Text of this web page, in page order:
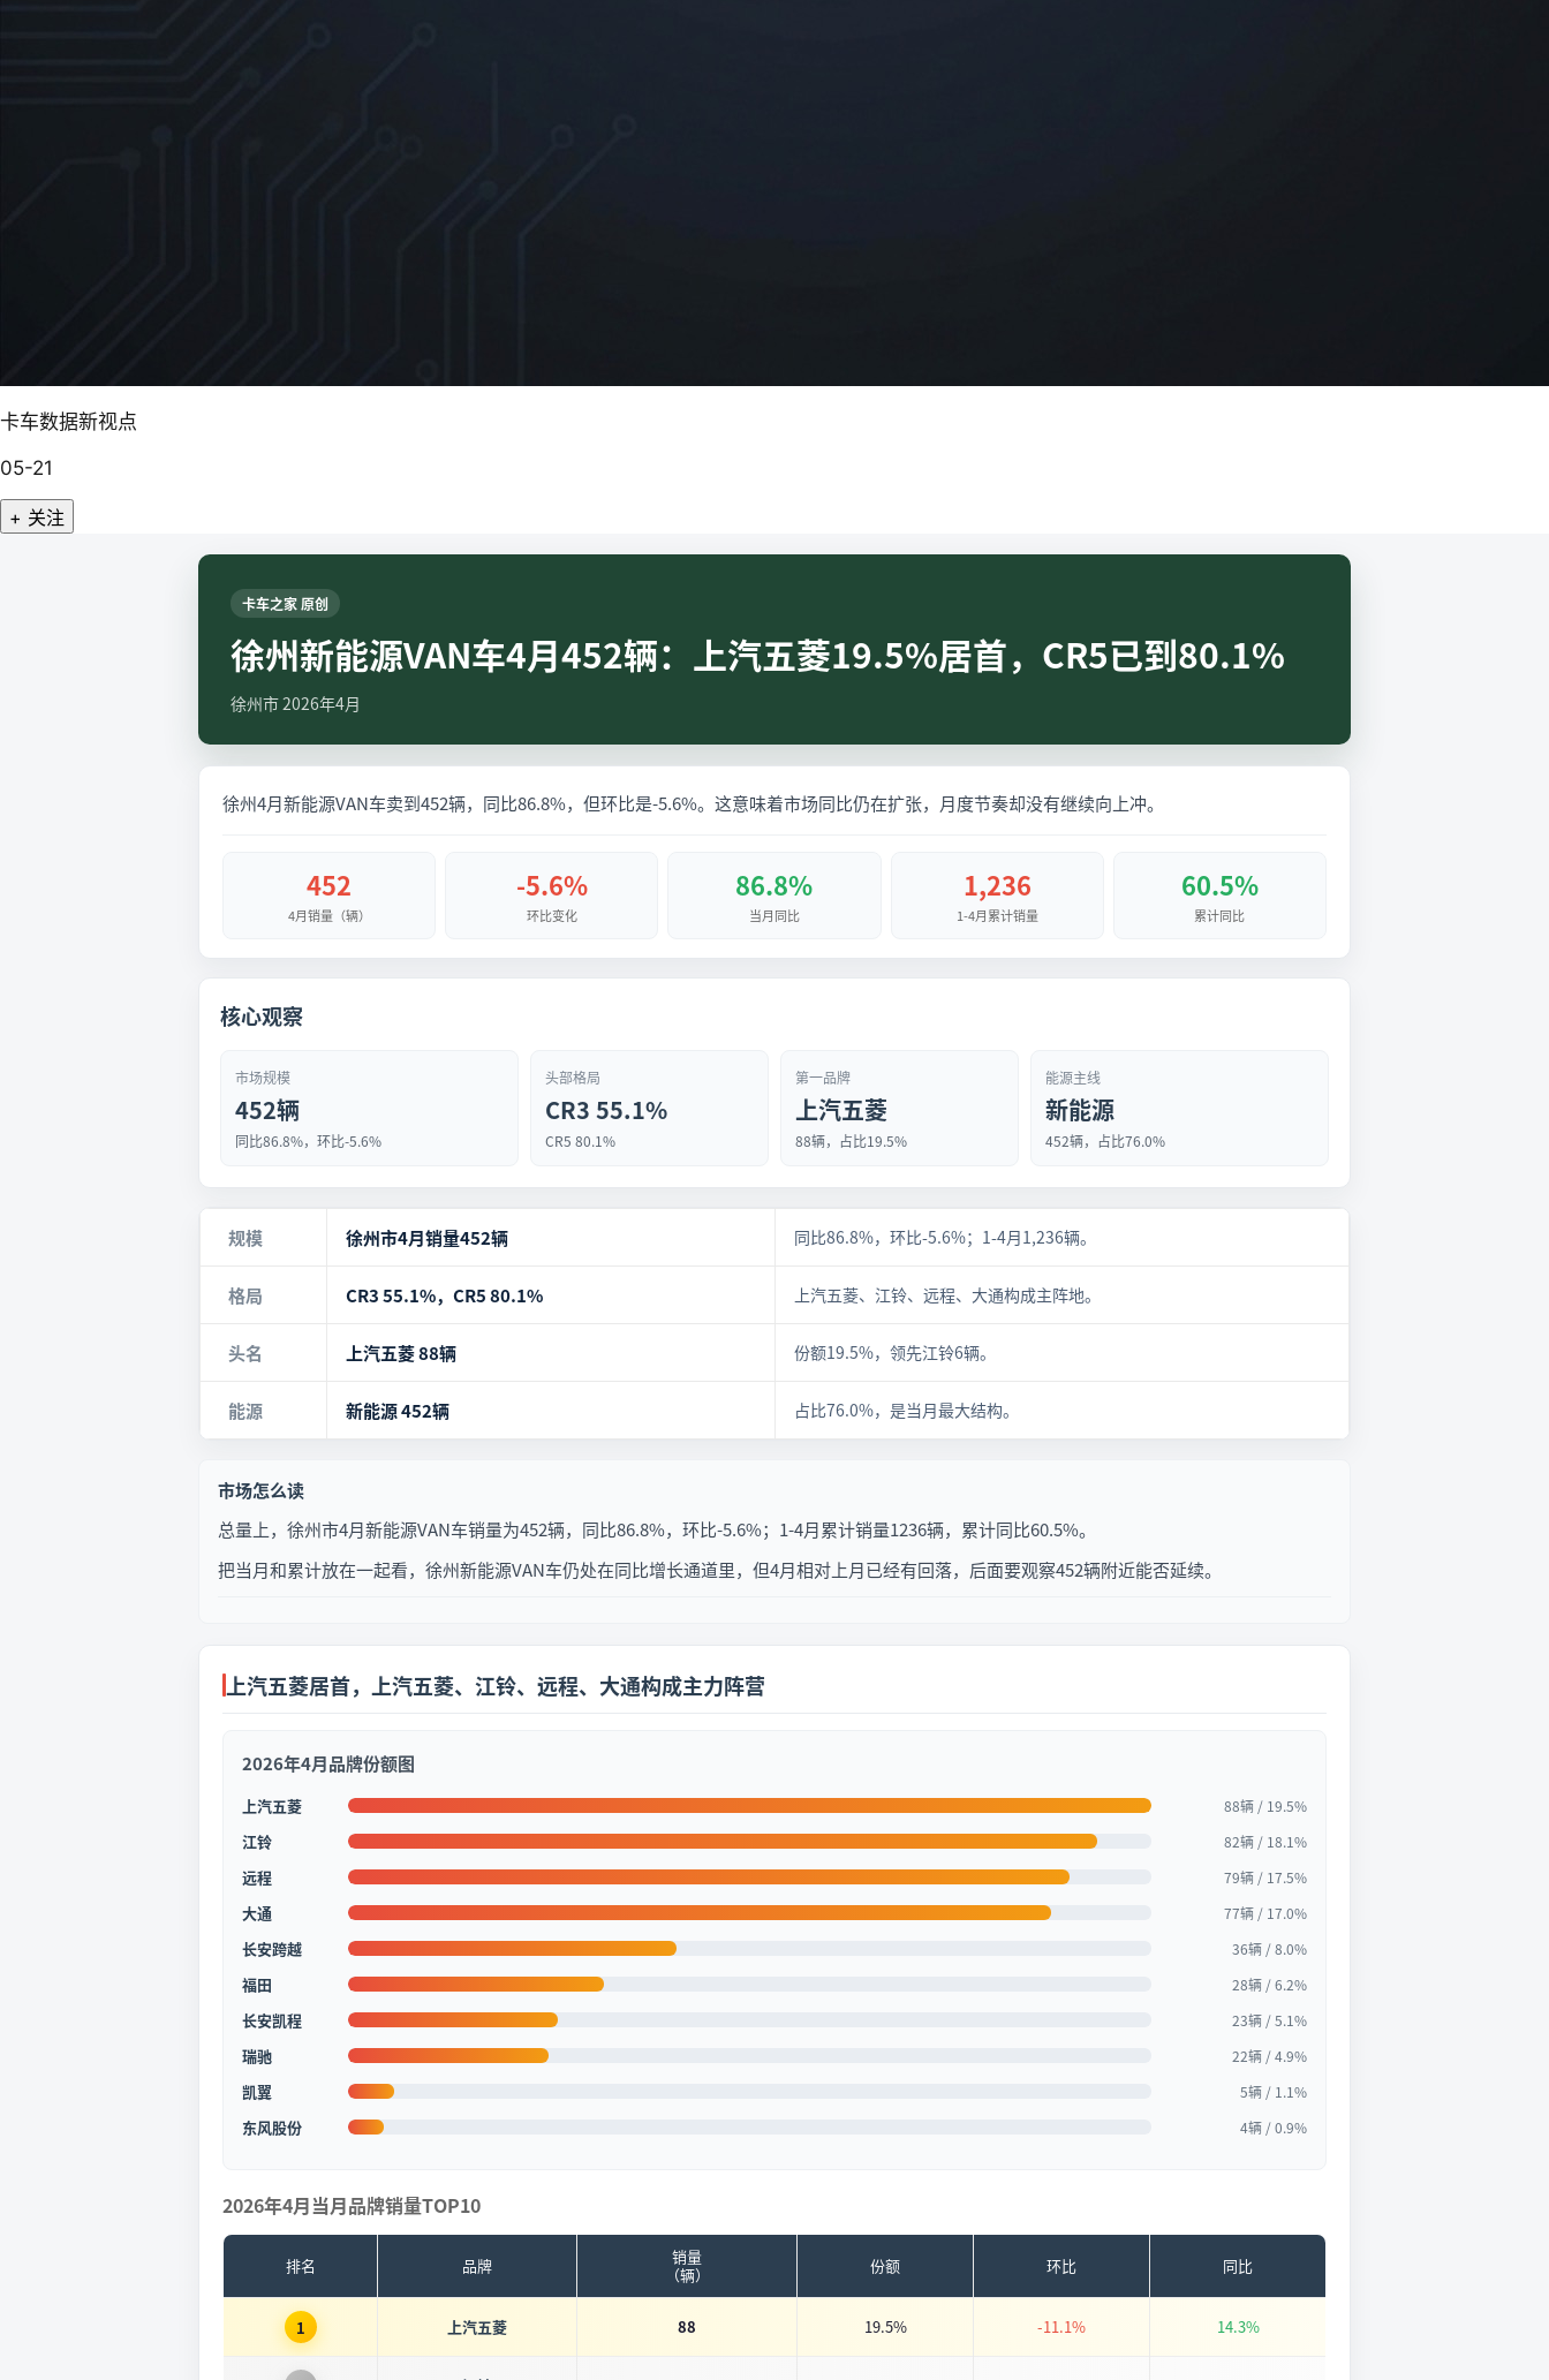
卡车数据新视点
05-21
+ 关注
卡车之家 原创
徐州新能源VAN车4月452辆：上汽五菱19.5%居首，CR5已到80.1%
徐州市 2026年4月
徐州4月新能源VAN车卖到452辆，同比86.8%，但环比是-5.6%。这意味着市场同比仍在扩张，月度节奏却没有继续向上冲。
452
4月销量（辆）
-5.6%
环比变化
86.8%
当月同比
1,236
1-4月累计销量
60.5%
累计同比
核心观察
市场规模
452辆
同比86.8%，环比-5.6%
头部格局
CR3 55.1%
CR5 80.1%
第一品牌
上汽五菱
88辆，占比19.5%
能源主线
新能源
452辆，占比76.0%
规模 徐州市4月销量452辆 同比86.8%，环比-5.6%；1-4月1,236辆。
格局 CR3 55.1%，CR5 80.1% 上汽五菱、江铃、远程、大通构成主阵地。
头名 上汽五菱 88辆 份额19.5%，领先江铃6辆。
能源 新能源 452辆 占比76.0%，是当月最大结构。
市场怎么读
总量上，徐州市4月新能源VAN车销量为452辆，同比86.8%，环比-5.6%；1-4月累计销量1236辆，累计同比60.5%。
把当月和累计放在一起看，徐州新能源VAN车仍处在同比增长通道里，但4月相对上月已经有回落，后面要观察452辆附近能否延续。
上汽五菱居首，上汽五菱、江铃、远程、大通构成主力阵营
2026年4月品牌份额图
上汽五菱 88辆 / 19.5%
江铃 82辆 / 18.1%
远程 79辆 / 17.5%
大通 77辆 / 17.0%
长安跨越 36辆 / 8.0%
福田 28辆 / 6.2%
长安凯程 23辆 / 5.1%
瑞驰 22辆 / 4.9%
凯翼 5辆 / 1.1%
东风股份 4辆 / 0.9%
2026年4月当月品牌销量TOP10
排名 品牌
销量
（辆）
份额 环比 同比
1 上汽五菱 88 19.5% -11.1% 14.3%